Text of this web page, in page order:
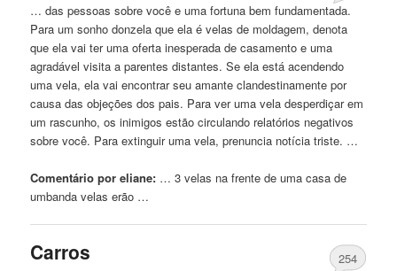
… das pessoas sobre você e uma fortuna bem fundamentada.
Para um sonho donzela que ela é velasde moldagem, denota
que ela vai ter uma oferta inesperadade casamento e uma
agradável visita a parentes distantes. Se ela está acendendo
uma vela, ela vai encontrar seu amante clandestinamente por
causa das objeções dos pais. Para ver uma vela desperdiçar em
um rascunho, os inimigos estão circulando relatórios negativos
sobre você. Para extinguir uma vela, prenuncia notícia triste. …
Comentário por eliane: … 3 velas na frentede uma casade
umbanda velas erão …
Carros
254